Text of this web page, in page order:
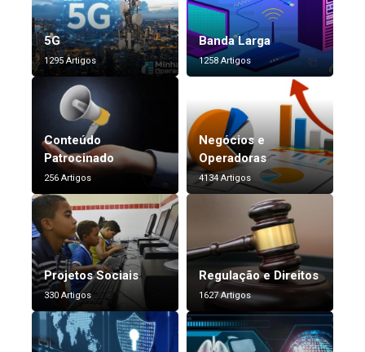
5G
1295 Artigos
Banda Larga
1258 Artigos
Conteúdo
Patrocinado
256 Artigos
Negócios e
Operadoras
4134 Artigos
Projetos Sociais
330 Artigos
Regulação e Direitos
1627 Artigos